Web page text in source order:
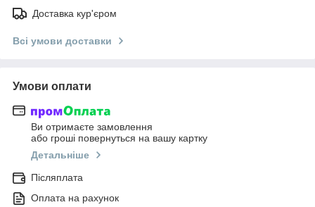
Доставка кур'єром
Всі умови доставки
Умови оплати
Ви отримаєте замовлення
або гроші повернуться на вашу картку
Детальніше
Післяплата
Оплата на рахунок